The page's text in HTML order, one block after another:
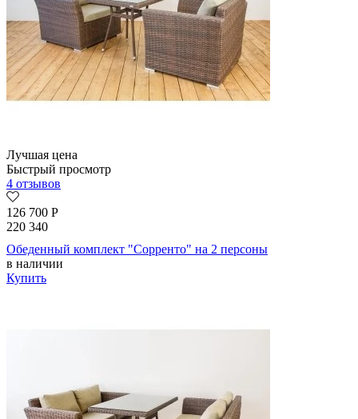
Лучшая цена
Быстрый просмотр
4 отзывов
126 700 Р
220 340
Обеденный комплект "Сорренто" на 2 персоны
в наличии
Купить